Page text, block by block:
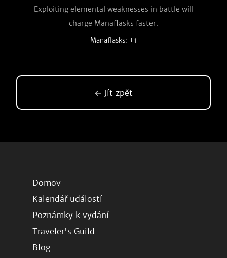
Exploiting elemental weaknesses in battle will
charge Manaflasks faster.
Manaflasks: +1
← Jít zpět
Domov
Kalendář událostí
Poznámky k vydání
Traveler's Guild
Blog